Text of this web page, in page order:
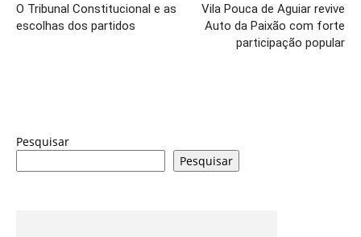
O Tribunal Constitucional e as
escolhas dos partidos
Vila Pouca de Aguiar revive
Auto da Paixão com forte
participação popular
Pesquisar
Pesquisar